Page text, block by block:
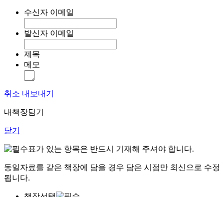
수신자 이메일
발신자 이메일
제목
메모
취소 내보내기
내책장담기
닫기
표가 있는 항목은 반드시 기재해 주셔야 합니다.
동일자료를 같은 책장에 담을 경우 담은 시점만 최신으로 수정
됩니다.